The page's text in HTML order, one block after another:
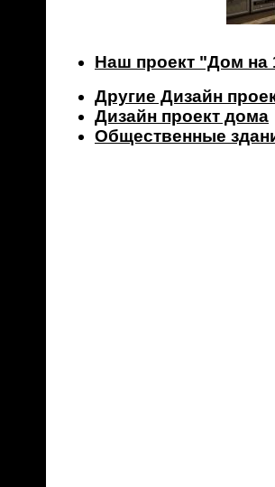
Наш проект "Дом на
Другие Дизайн
Дизайн проект дома
Общественные